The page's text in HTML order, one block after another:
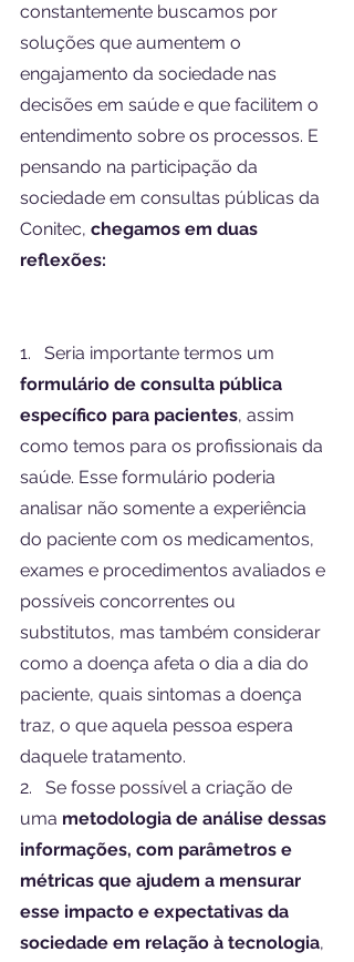
constantemente buscamos por
soluções que aumentem o
engajamento da sociedade nas
decisões em saúde e que facilitem o
entendimento sobre os processos. E
pensando na participação da
sociedade em consultas públicas da
Conitec, chegamos em duas
reflexões:
1.   Seria importante termos um
formulário de consulta pública
específico para pacientes, assim
como temos para os profissionais da
saúde. Esse formulário poderia
analisar não somente a experiência
do paciente com os medicamentos,
exames e procedimentos avaliados e
possíveis concorrentes ou
substitutos, mas também considerar
como a doença afeta o dia a dia do
paciente, quais sintomas a doença
traz, o que aquela pessoa espera
daquele tratamento.
2.   Se fosse possível a criação de
uma metodologia de análise dessas
informações, com parâmetros e
métricas que ajudem a mensurar
esse impacto e expectativas da
sociedade em relação à tecnologia,